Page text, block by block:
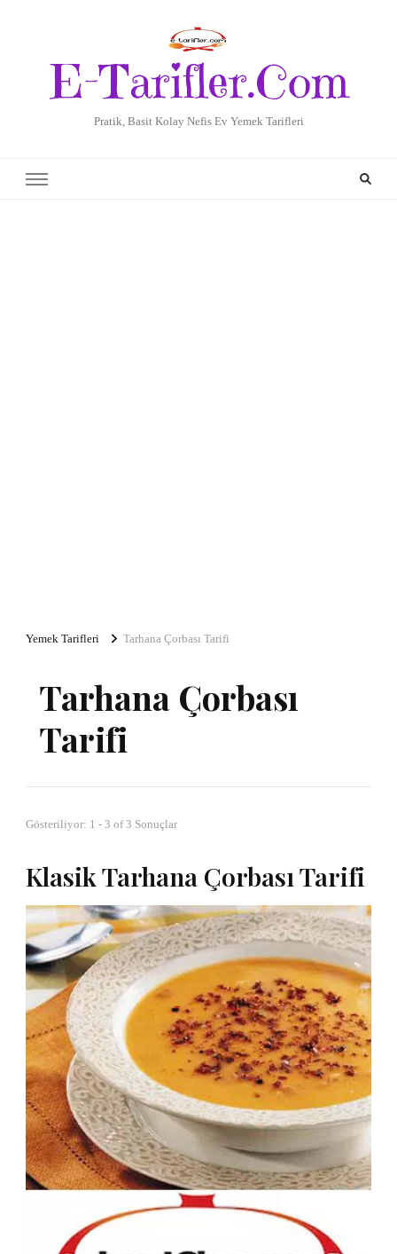
E-Tarifler.Com
Pratik, Basit Kolay Nefis Ev Yemek Tarifleri
Yemek Tarifleri Tarhana Çorbası Tarifi
Tarhana Çorbası
Tarifi
Gösteriliyor: 1 - 3 of 3 Sonuçlar
Klasik Tarhana Çorbası Tarifi